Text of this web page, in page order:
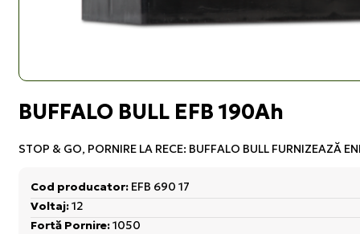
BUFFALO BULL EFB 190Ah
STOP & GO, PORNIRE LA RECE: BUFFALO BULL FURNIZEAZĂ
Cod producator: EFB 690 17
Voltaj:12
Fortă Pornire:1050